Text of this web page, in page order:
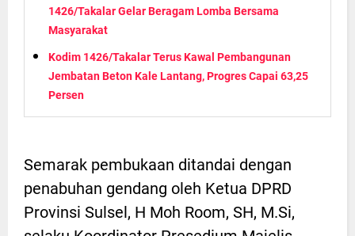
1426/Takalar Gelar Beragam Lomba Bersama
Masyarakat
Kodim 1426/Takalar Terus Kawal Pembangunan
Jembatan Beton Kale Lantang, Progres Capai 63,25
Persen
Semarak pembukaan ditandai dengan
penabuhan gendang oleh Ketua DPRD
Provinsi Sulsel, H Moh Room, SH, M.Si,